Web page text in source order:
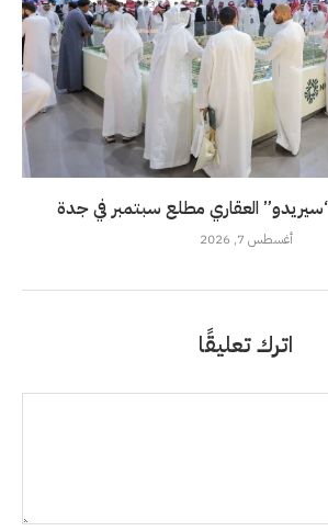
العقاري مطلع سبتمبر في جدة
أغسطس 7, 2026
اترك تعليقًا